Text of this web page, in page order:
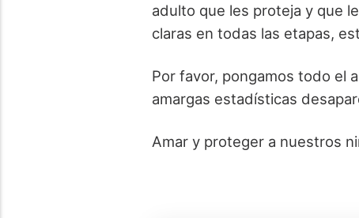
adulto que les proteja y que
claras en todas las etapas,
Por favor, pongamos todo el
amargas estadísticas
Amar y proteger a nuestros